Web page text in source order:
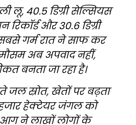
लू, 40.5 डिग्री सेल्सियस
रिकॉर्ड और 30.6 डिग्री
गर्म रात ने साफ कर
अब अपवाद नहीं,
बनता जा रहा है।
जल स्रोत, खेतों पर बढ़ता
हेक्टेयर जंगल को
ने लाखों लोगों के